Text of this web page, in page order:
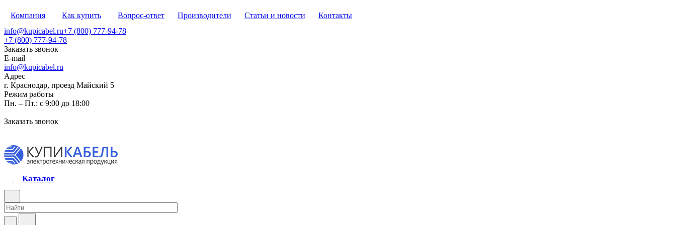
Компания Как купить Вопрос-ответ Производители Статьи и новости
Контакты
info@kupicabel.ru+7 (800) 777-94-78
+7 (800) 777-94-78
Заказать звонок
E-mail
info@kupicabel.ru
Адрес
г. Краснодар, проезд Майский 5
Режим работы
Пн. – Пт.: с 9:00 до 18:00
Заказать звонок
Каталог